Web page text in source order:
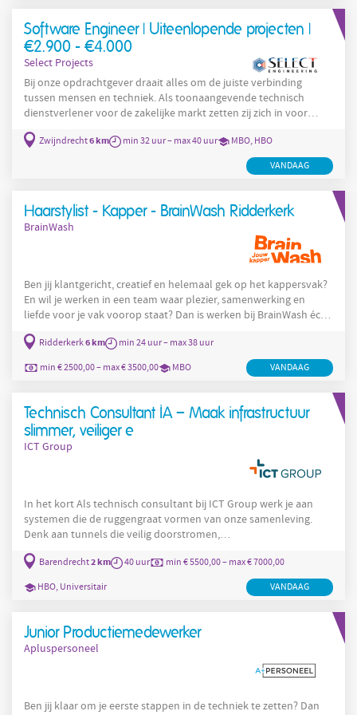
waarin technologie
Software Engineer | Uiteenlopende projecten |
€2.900 - €4.000
Select Projects
Bij onze opdrachtgever draait alles om de juiste verbinding
tussen mensen en techniek. Als toonaangevende technisch
dienstverlener voor de zakelijke markt zetten zij zich in voor
slimme, duurzame en veilige oplossingen binnen
gebouwgebonden installaties. Hun kracht? Het vernieuwen van
processen, het versnellen van projecten, het verduurzamen van
systemen en het garanderen van veiligheid. Daarmee helpen zij
vastgoed, zorg en
Zwijndrecht6 km min 32 uur – max 40 uur MBO, HBO
VANDAAG
Haarstylist - Kapper - BrainWash Ridderkerk
BrainWash
Ben jij klantgericht, creatief en helemaal gek op het kappersvak?
En wil je werken in een team waar plezier, samenwerking en
liefde voor je vak voorop staat? Dan is werken bij BrainWash écht
iets voor jou! Als Haarstylist bij BrainWash zorg jij ervoor dat
iedere klant met een glimlach de deur uitloopt. Jij luistert naar
hun wensen, voert de meest voorkomende haarbehandelingen
uit en geeft advies over de beste producten en styling voor thuis.
Ridderkerk6 km min 24 uur – max 38 uur
min € 2500,00 – max € 3500,00 MBO VANDAAG
Technisch Consultant IA – Maak infrastructuur
slimmer, veiliger e
ICT Group
In het kort Als technisch consultant bij ICT Group werk je aan
systemen die de ruggengraat vormen van onze samenleving.
Denk aan tunnels die veilig doorstromen,
waterzuiveringsinstallaties die ons land schoon houden, bruggen
en sluizen die blijven draaien en energieprocessen die
betrouwbaar moeten functioneren. Jij staat midden in deze
vitale infrastructuur én aan het stuur van de technische
besturingsarchitectuur voor een nieuwe
Barendrecht2 km 40 uur min € 5500,00 – max € 7000,00
HBO, Universitair VANDAAG
Junior Productiemedewerker
Apluspersoneel
Ben jij klaar om je eerste stappen in de techniek te zetten? Dan